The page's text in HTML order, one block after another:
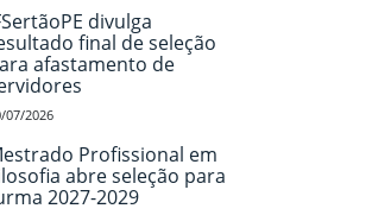
divulga
final de seleção
afastamento de
07/2026
Profissional em
abre seleção para
2027-2029